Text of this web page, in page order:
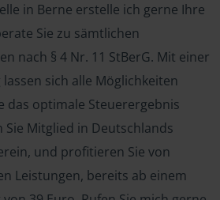
in Berne erstelle ich gerne Ihre
Sie zu sämtlichen
nach § 4 Nr. 11 StBerG. Mit einer
sich alle Möglichkeiten
das optimale Steuerergebnis
Mitglied in Deutschlands
und profitieren Sie von
Leistungen, bereits ab einem